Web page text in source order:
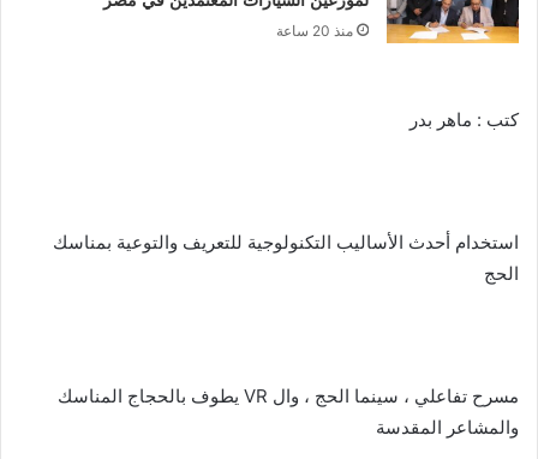
منذ 20 ساعة
كتب : ماهر بدر
استخدام أحدث الأساليب التكنولوجية للتعريف والتوعية بمناسك
الحج
مسرح تفاعلي ، سينما الحج ، وال VR يطوف بالحجاج المناسك
والمشاعر المقدسة